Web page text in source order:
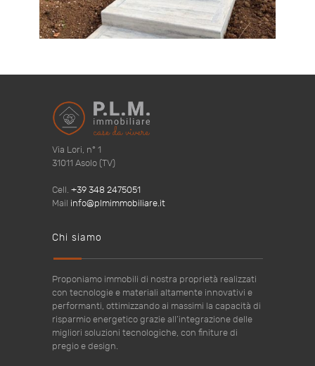
Via Lori, n° 1
31011 Asolo (TV)
Cell. +39 348 2475051
Mail info@plmimmobiliare.it
Chi siamo
Proponiamo immobili di nostra proprietà realizzati
con tecnologie e materiali altamente innovativi e
performanti, ottimizzando ai massimi la capacità di
risparmio energetico grazie all’integrazione delle
migliori soluzioni tecnologiche, con finiture di
pregio e design.